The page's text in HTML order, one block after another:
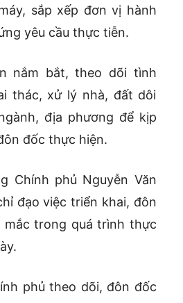
sắp xếp đơn vị hành
yêu cầu thực tiễn.
nắm bắt, theo dõi tình
thác, xử lý nhà, đất dôi
địa phương để kịp
đốc thực hiện.
Chính phủ Nguyễn Văn
đạo việc triển khai, đôn
mắc trong quá trình thực
phủ theo dõi, đôn đốc